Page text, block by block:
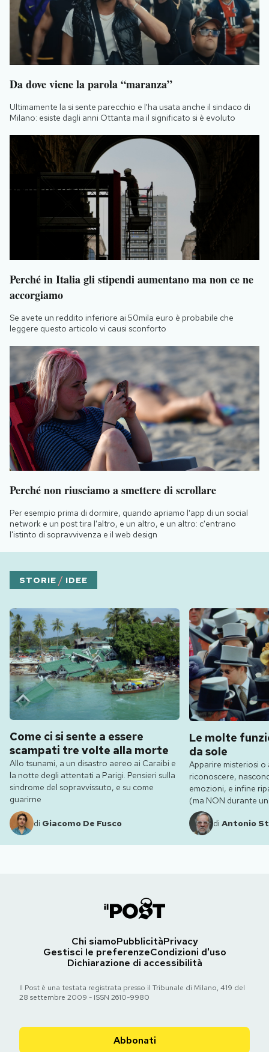
Da dove viene la parola “maranza”
Ultimamente la si sente parecchio e l'ha usata anche il sindaco di
Milano: esiste dagli anni Ottanta ma il significato si è evoluto
Perché in Italia gli stipendi aumentano ma non ce ne
accorgiamo
Se avete un reddito inferiore ai 50mila euro è probabile che
leggere questo articolo vi causi sconforto
Perché non riusciamo a smettere di scrollare
Per esempio prima di dormire, quando apriamo l'app di un social
network e un post tira l'altro, e un altro, e un altro: c'entrano
l'istinto di sopravvivenza e il web design
STORIE / IDEE
Come ci si sente a essere
scampati tre volte alla morte
Allo tsunami, a un disastro aereo ai Caraibi e
la notte degli attentati a Parigi. Pensieri sulla
sindrome del sopravvissuto, e su come
guarirne
di Giacomo De Fusco
Le molte
da sole
Apparire misteriosi
riconoscere,
emozioni, e infine
(ma NON durante
di Antonio
Chi siamoPubblicitàPrivacy
Gestisci le preferenzeCondizioni d'uso
Dichiarazione di accessibilità
Il Post è una testata registrata presso il Tribunale di Milano, 419 del
28 settembre 2009 - ISSN 2610-9980
Abbonati